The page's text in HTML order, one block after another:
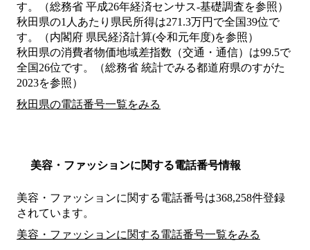
す。（総務省 平成26年経済センサス‐基礎調査を参照）
秋田県の1人あたり県民所得は271.3万円で全国39位で
す。（内閣府 県民経済計算(令和元年度)を参照）
秋田県の消費者物価地域差指数（交通・通信）は99.5で
全国26位です。（総務省 統計でみる都道府県のすがた
2023を参照）
秋田県の電話番号一覧をみる
美容・ファッションに関する電話番号情報
美容・ファッションに関する電話番号は368,258件登録
されています。
美容・ファッションに関する電話番号一覧をみる